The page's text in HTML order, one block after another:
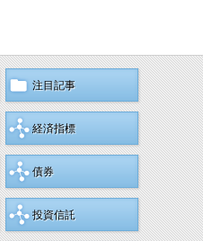
注目記事
経済指標
債券
投資信託